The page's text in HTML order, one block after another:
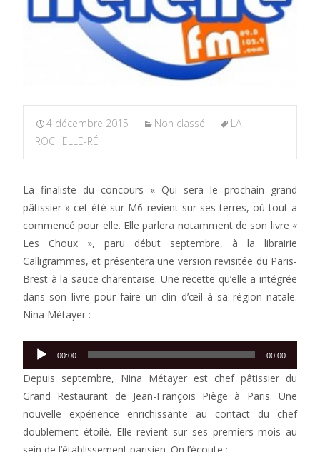
4 décembre 2015 Non classé
LA
ROCHELLE-RÉ
La finaliste du concours « Qui sera le prochain grand
pâtissier » cet été sur M6 revient sur ses terres, où tout a
commencé pour elle. Elle parlera notamment de son livre «
Les Choux », paru début septembre, à la librairie
Calligrammes, et présentera une version revisitée du Paris-
Brest à la sauce charentaise. Une recette qu’elle a intégrée
dans son livre pour faire un clin d’œil à sa région natale.
Nina Métayer :
Lecteur
audio
00:00 00:00
Depuis septembre, Nina Métayer est chef pâtissier du
Grand Restaurant de Jean-François Piège à Paris. Une
nouvelle expérience enrichissante au contact du chef
doublement étoilé. Elle revient sur ses premiers mois au